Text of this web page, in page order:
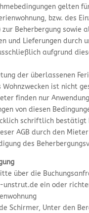
gelten
bzw. des
zur Beherbergung sowie
und Lieferungen durch
aufgrund
der überlassenen
ist nicht
finden nur
von diesen
schriftlich bestätigt
AGB durch den
des
über die
ein oder
Schirmer, Unter den